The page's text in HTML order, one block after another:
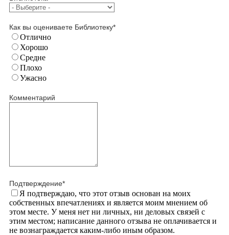
Как вы оцениваете Библиотеку*
Отлично
Хорошо
Средне
Плохо
Ужасно
Комментарий
Подтверждение*
Я подтверждаю, что этот отзыв основан на моих
собственных впечатлениях и является моим мнением об
этом месте. У меня нет ни личных, ни деловых связей с
этим местом; написание данного отзыва не оплачивается и
не вознаграждается каким-либо иным образом.